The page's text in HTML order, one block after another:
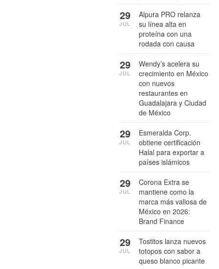
Alpura PRO relanza
su línea alta en
proteína con una
rodada con causa
29
JUL
Wendy’s acelera su
crecimiento en México
con nuevos
restaurantes en
Guadalajara y Ciudad
de México
29
JUL
Esmeralda Corp.
obtiene certificación
Halal para exportar a
países islámicos
29
JUL
Corona Extra se
mantiene como la
marca más valiosa de
México en 2026:
Brand Finance
29
JUL
Tostitos lanza nuevos
totopos con sabor a
queso blanco picante
29
JUL